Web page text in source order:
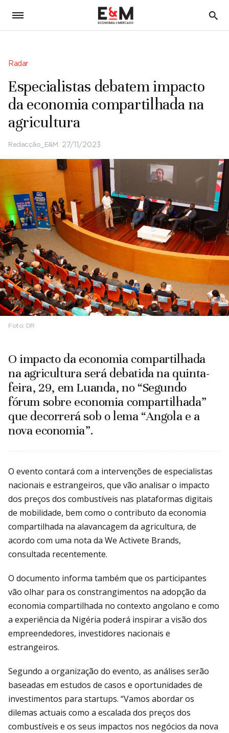
5
Radar
Especialistas debatem impacto
da economia compartilhada na
agricultura
Redacção_E&M 27/11/2023
Foto: DR
O impacto da economia compartilhada
na agricultura será debatida na quinta-
feira, 29, em Luanda, no “Segundo
fórum sobre economia compartilhada”
que decorrerá sob o lema “Angola e a
nova economia”.
O evento contará com a intervenções de especialistas
nacionais e estrangeiros, que vão analisar o impacto
dos preços dos combustíveis nas plataformas digitais
de mobilidade, bem como o contributo da economia
compartilhada na alavancagem da agricultura, de
acordo com uma nota da We Activete Brands,
consultada recentemente.
O documento informa também que os participantes
vão olhar para os constrangimentos na adopção da
economia compartilhada no contexto angolano e como
a experiência da Nigéria poderá inspirar a visão dos
empreendedores, investidores nacionais e
estrangeiros.
Segundo a organização do evento, as análises serão
baseadas em estudos de casos e oportunidades de
investimentos para startups. “Vamos abordar os
dilemas actuais como a escalada dos preços dos
combustíveis e os seus impactos nos negócios da nova